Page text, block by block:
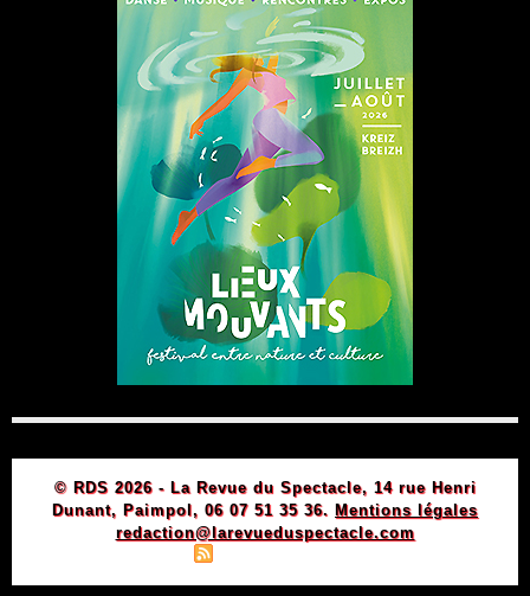
© RDS 2026 - La Revue du Spectacle, 14 rue Henri
Dunant, Paimpol, 06 07 51 35 36. Mentions légales
redaction@larevueduspectacle.com